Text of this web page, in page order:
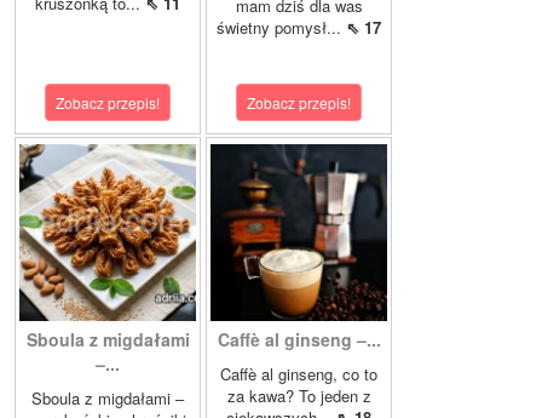
Zobacz przepis!
mam dziś dla was
świetny pomysł... ⇖ 17
Zobacz przepis!
Sboula z migdałami
–...
Sboula z migdałami –
Caffè al ginseng –...
Caffè al ginseng, co to
za kawa? To jeden z